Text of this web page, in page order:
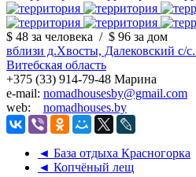
$ 48 за человека / $ 96 за дом
вблизи д.Хвосты, Далековский с/
Витебская область
+375 (33) 914-79-48 Марина
e-mail: nomadhousesby@gmail.com
web: nomadhouses.by
◄ База отдыха Красногорка
◄ Копчёный лещ